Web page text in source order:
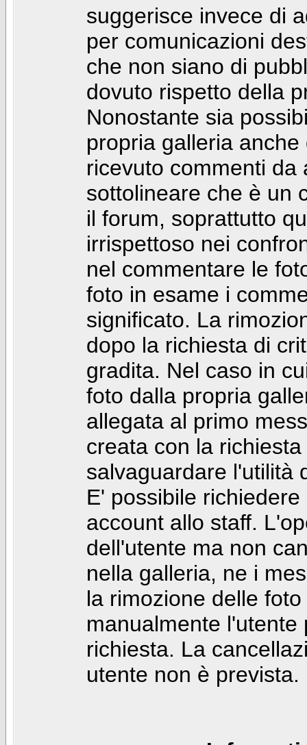
suggerisce invece di
per comunicazioni
che non siano di
dovuto rispetto della
Nonostante sia
propria galleria
ricevuto commenti da
sottolineare che è un
il forum, soprattutto
irrispettoso nei
nel commentare le
foto in esame i
significato. La
dopo la richiesta di
gradita. Nel caso in
foto dalla propria
allegata al primo
creata con la
salvaguardare l'utilità
E' possibile
account allo staff.
dell'utente ma non
nella galleria, ne i
la rimozione delle
manualmente
richiesta. La
utente non è prevista.